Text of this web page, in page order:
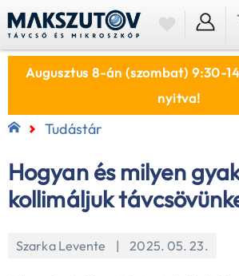
Augusztus 8-án (szombat) 9:30-
nyitva!
Tudástár
Hogyan és milyen
kollimáljuk
Szarka Levente | 2025. 05. 23.